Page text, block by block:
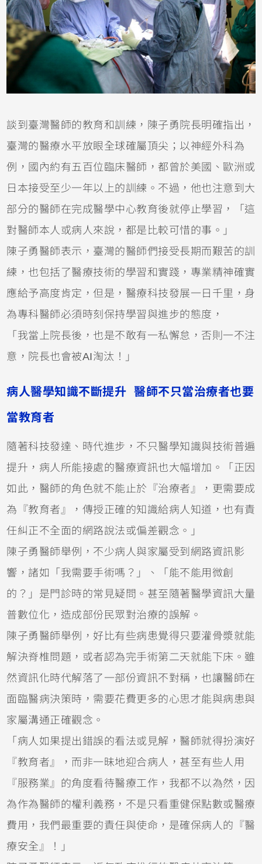
談到臺灣醫師的教育和訓練，陳子勇院長明確指出，
臺灣的醫療水平放眼全球確屬頂尖；以神經外科為
例，國內約有五百位臨床醫師，都曾於美國、歐洲或
日本接受至少一年以上的訓練。不過，他也注意到大
部分的醫師在完成醫學中心教育後就停止學習，「這
對醫師本人或病人來說，都是比較可惜的事。」
陳子勇醫師表示，臺灣的醫師們接受長期而艱苦的訓
練，也包括了醫療技術的學習和實踐，專業精神確實
應給予高度肯定，但是，醫療科技發展一日千里，身
為專科醫師必須時刻保持學習與進步的態度，
「我當上院長後，也是不敢有一私懈怠，否則一不注
意，院長也會被AI淘汰！」
病人醫學知識不斷提升 醫師不只當治療者也要
當教育者
隨著科技發達、時代進步，不只醫學知識與技術普遍
提升，病人所能接處的醫療資訊也大幅增加。「正因
如此，醫師的角色就不能止於『治療者』，更需要成
為『教育者』，傳授正確的知識給病人知道，也有責
任糾正不全面的網路說法或偏差觀念。」
陳子勇醫師舉例，不少病人與家屬受到網路資訊影
響，諸如「我需要手術嗎？」、「能不能用微創
的？」是門診時的常見疑問。甚至隨著醫學資訊大量
普數位化，造成部份民眾對治療的誤解。
陳子勇醫師舉例，好比有些病患覺得只要灌骨漿就能
解決脊椎問題，或者認為完手術第二天就能下床。雖
然資訊化時代解落了一部份資訊不對稱，也讓醫師在
面臨醫病決策時，需要花費更多的心思才能與病患與
家屬溝通正確觀念。
「病人如果提出錯誤的看法或見解，醫師就得扮演好
『教育者』，而非一昧地迎合病人，甚至有些人用
『服務業』的角度看待醫療工作，我都不以為然，因
為作為醫師的權利義務，不是只看重健保點數或醫療
費用，我們最重要的責任與使命，是確保病人的『醫
療安全』！」